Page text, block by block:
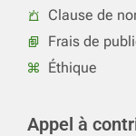
Clause de
Frais de
Éthique
Appel à